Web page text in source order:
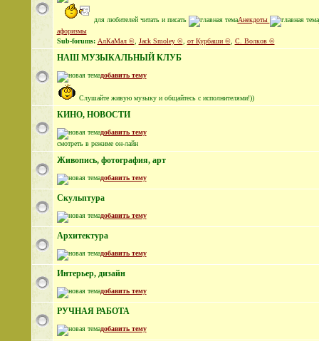
для любителей читать и писать Анекдоты
афоризмы
Sub-forums: АлКаМал ©, Jack Smoley ©, от Курбаши ©, С. Волков ©
НАШ МУЗЫКАЛЬНЫЙ КЛУБ
добавить тему
Слушайте живую музыку и общайтесь с исполнителями!))
КИНО, НОВОСТИ
добавить тему
смотреть в режиме он-лайн
Живопись, фотография, арт
добавить тему
Скульптура
добавить тему
Архитектура
добавить тему
Интерьер, дизайн
добавить тему
РУЧНАЯ РАБОТА
добавить тему